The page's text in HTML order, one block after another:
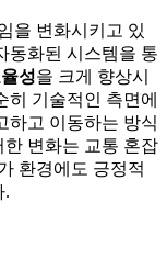
을 변화시키고 있
동화된 시스템을 통
성을 크게 향상시
히 기술적인 측면에
하고 이동하는 방식
변화는 교통 혼잡
환경에도 긍정적
.